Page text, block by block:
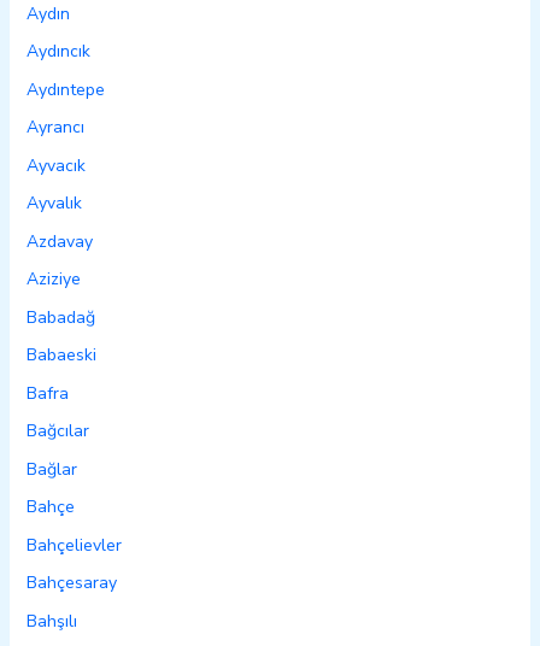
Aydın
Aydıncık
Aydıntepe
Ayrancı
Ayvacık
Ayvalık
Azdavay
Aziziye
Babadağ
Babaeski
Bafra
Bağcılar
Bağlar
Bahçe
Bahçelievler
Bahçesaray
Bahşılı